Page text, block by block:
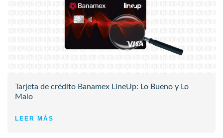
Tarjeta de crédito Banamex LineUp: Lo Bueno y Lo
Malo
LEER MÁS